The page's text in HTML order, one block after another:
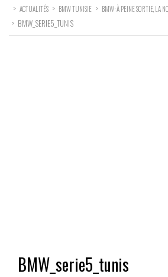
> ACTUALITÉS > BMW TUNISIE > BMW: À PEINE SORTIE, LA
> BMW_SERIE5_TUNIS
BMW_serie5_tunis